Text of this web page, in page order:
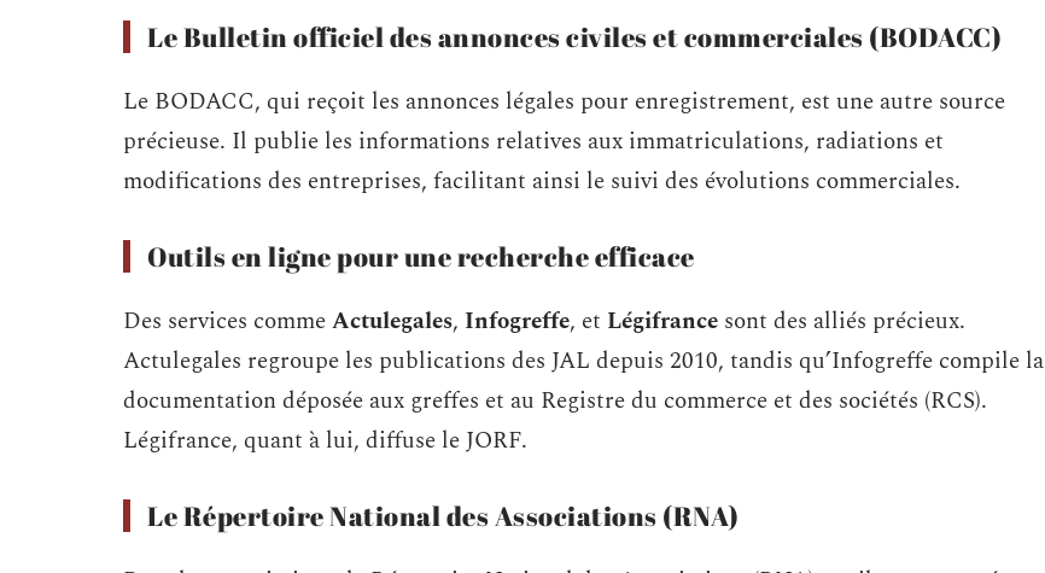
Le Bulletin officiel des annonces civiles et commerciales (BODACC)
Le BODACC, qui reçoit les annonces légales pour enregistrement, est une autre source
précieuse. Il publie les informations relatives aux immatriculations, radiations et
modifications des entreprises, facilitant ainsi le suivi des évolutions commerciales.
Outils en ligne pour une recherche efficace
Des services commeActulegales, Infogreffe, et Légifrance sont des alliés précieux.
Actulegales regroupe les publications des JAL depuis 2010, tandis qu’Infogreffe compile la
documentation déposée aux greffes et au Registre du commerce et des sociétés (RCS).
Légifrance, quant à lui, diffuse le JORF.
Le Répertoire National des Associations (RNA)